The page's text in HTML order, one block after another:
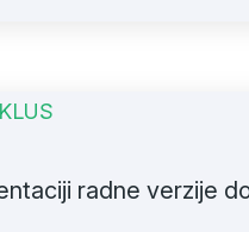
radne verzije